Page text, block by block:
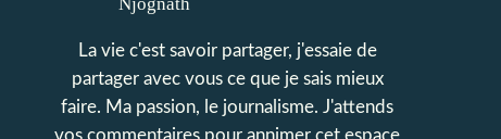
La vie c'est savoir partager, j'essaie de
partager avec vous ce que je sais mieux
faire. Ma passion, le journalisme. J'attends
vos commentaires pour annimer cet espace